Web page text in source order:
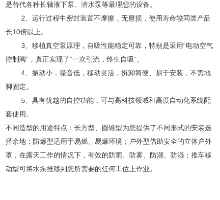
是替代各种长轴液下泵、潜水泵等最理想的设备。
2、运行过程中密封装置不摩擦，无麿损，使用寿命较同类产品
长10倍以上。
3、移植真空泵原理，自吸性能稳定可靠，特别是采用“电动空气
控制阀”，真正实现了“一次引流，终生自吸”。
4、振动小，噪音低，移动灵活，拆卸简便、易于安装，不需地
脚固定。
5、具有优越的自控功能，可与高科技领域和高度自动化系统配
套使用。
不同造型的用途特点：长方型、圆锥型为您提供了不同形式的安装选
择余地；防爆型适用于易燃、易爆环境；户外型借助安全的立体户外
罩，在露天工作的情况下，有效的防雨、防雾、防潮、防湿；推车移
动型可将水泵推移到您所需要的任何工位上作业。